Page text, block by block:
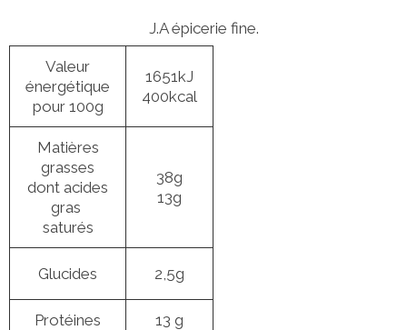
J.A épicerie fine.
Valeur
énergétique
pour 100g
1651kJ
400kcal
Matières
grasses
dont acides
gras
saturés
38g
13g
Glucides 2,5g
Protéines 13 g